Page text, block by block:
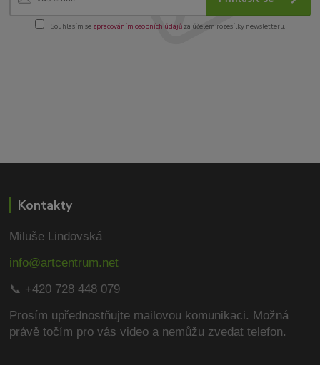
Souhlasím se zpracováním osobních údajůza účelem rozesílky newsletteru.
Kontakty
Miluše Lindovská
info@artcentrum.net
📞 +420 728 448 079
Prosím upřednostňujte mailovou komunikaci. Možná
právě točím pro vás video a nemůžu zvedat telefon.